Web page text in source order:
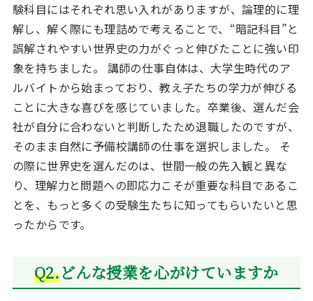
験科目にはそれぞれ思い入れがありますが、論理的に理
解し、解く際にも理詰めで考えることで、“暗記科目”と
誤解されやすい世界史の力がぐっと伸びたことに強い印
象を持ちました。 講師の仕事自体は、大学生時代のア
ルバイトから始まっており、教え子たちの学力が伸びる
ことに大きな喜びを感じていました。卒業後、選んだ会
社が自分に合わないと判断したため退職したのですが、
そのまま自然に予備校講師の仕事を選択しました。 そ
の際に世界史を選んだのは、世間一般の先入観と異な
り、理解力と問題への即応力こそが重要な科目であるこ
とを、もっと多くの受験生たちに知ってもらいたいと思
ったからです。
Q2.どんな授業を心がけていますか